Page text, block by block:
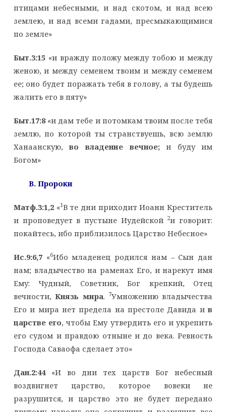
птицами небесными, и над скотом, и над всею
землею, и над всеми гадами, пресмыкающимися
по земле»
Быт.3:15«и вражду положу между тобою и между
женою, и между семенем твоим и между семенем
ее; оно будет поражать тебя в голову, а ты будешь
жалить его в пяту»
Быт.17:8«и дам тебе и потомкам твоим после тебя
землю, по которой ты странствуешь, всю землю
Ханаанскую,во владение вечное;и буду им
Богом»
B. Пророки
Матф.3:1,2«1В те дни приходит Иоанн Креститель
и проповедует в пустыне Иудейской 2и говорит:
покайтесь, ибо приблизилось Царство Небесное»
Ис.9:6,7«6Ибо младенец родился нам – Сын дан
нам; владычество на раменах Его, и нарекут имя
Ему: Чудный, Советник, Бог крепкий, Отец
вечности,Князь мира. 7Умножению владычества
Его и мира нет предела на престоле Давида ив
царстве его, чтобы Ему утвердить его и укрепить
его судом и правдою отныне и до века. Ревность
Господа Саваофа сделает это»
Дан.2:44«И во дни тех царств Бог небесный
воздвигнет царство, которое вовеки не
разрушится, и царство это не будет передано